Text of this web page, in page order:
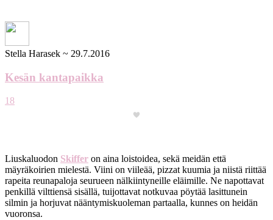
Stella Harasek ~ 29.7.2016
Kesän kantapaikka
18
Liuskaluodon Skiffer on aina loistoidea, sekä meidän että
mäyräkoirien mielestä. Viini on viileää, pizzat kuumia ja niistä riittää
rapeita reunapaloja seurueen nälkiintyneille eläimille. Ne napottavat
penkillä vilttiensä sisällä, tuijottavat notkuvaa pöytää lasittunein
silmin ja horjuvat nääntymiskuoleman partaalla, kunnes on heidän
vuoronsa.